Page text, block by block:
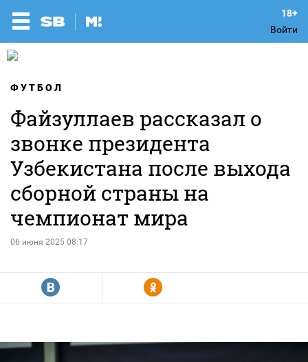
Войти
ФУТБОЛ
Файзуллаев рассказал о
звонке президента
Узбекистана после выхода
сборной страны на
чемпионат мира
06 июня 2025 08:17
R Y